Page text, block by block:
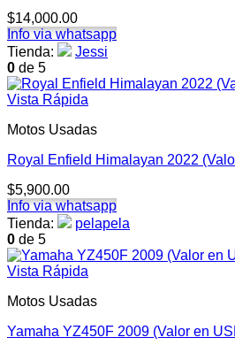
$14,000.00
Info via whatsapp
Tienda:
Jessi
0 de 5
Vista Rápida
Motos Usadas
Royal Enfield Himalayan 2022
$5,900.00
Info via whatsapp
Tienda:
pelapela
0 de 5
Vista Rápida
Motos Usadas
Yamaha YZ450F 2009 (Valor en